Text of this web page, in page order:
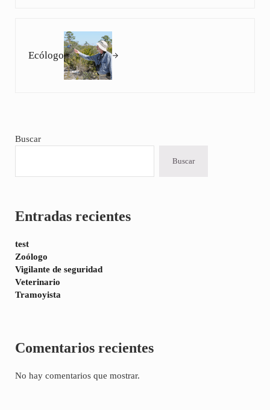
Ecólogo
Sidebar
Buscar
Buscar
Entradas recientes
test
Zoólogo
Vigilante de seguridad
Veterinario
Tramoyista
Comentarios recientes
No hay comentarios que mostrar.